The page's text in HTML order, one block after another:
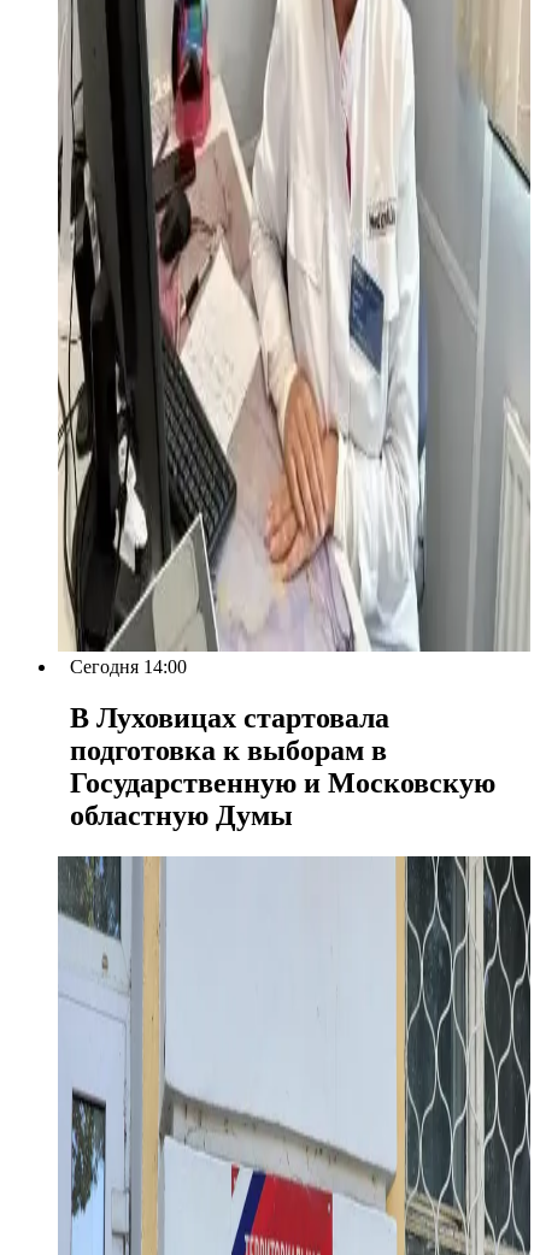
Сегодня 14:00
В Луховицах стартовала
подготовка к выборам в
Государственную и Московскую
областную Думы